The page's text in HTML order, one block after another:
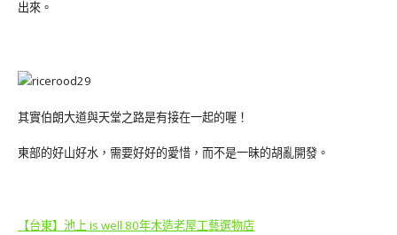
出來。
其實伯朗大道與天堂之路是有接在一起的喔！
東部的好山好水，需要好好的愛惜，而不是一昧的胡亂開發。
【台東】池上 is well 80年木造老屋工藝選物店